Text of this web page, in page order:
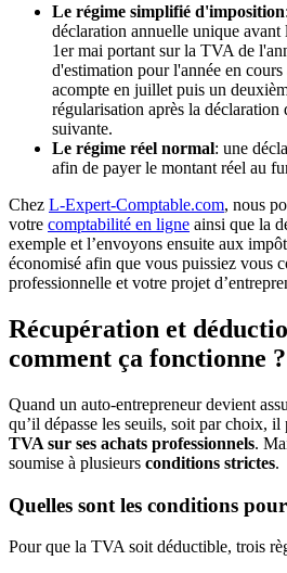
Le régime simplifié d'imposition
déclaration annuelle unique
1er mai portant sur la TVA de
d'estimation pour l'année en
acompte en juillet puis un
régularisation après la
suivante.
Le régime réel normal: une
afin de payer le montant réel au
Chez L-Expert-Comptable.com, nous
votre comptabilité en ligne ainsi que la
exemple et l’envoyons ensuite aux
économisé afin que vous puissiez vous
professionnelle et votre projet
Récupération et
comment ça fonctionne ?
Quand un auto-entrepreneur devient
qu’il dépasse les seuils, soit par choix, il
TVA sur ses achats professionnels.
soumise à plusieurs conditions strictes.
Quelles sont les conditions
Pour que la TVA soit déductible, trois